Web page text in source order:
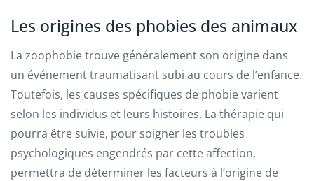
Les origines des phobies des animaux
La zoophobie trouve généralement son origine dans
un événement traumatisant subi au cours de l’enfance.
Toutefois, les causes spécifiques de phobie varient
selon les individus et leurs histoires. La thérapie qui
pourra être suivie, pour soigner les troubles
psychologiques engendrés par cette affection,
permettra de déterminer les facteurs à l’origine de